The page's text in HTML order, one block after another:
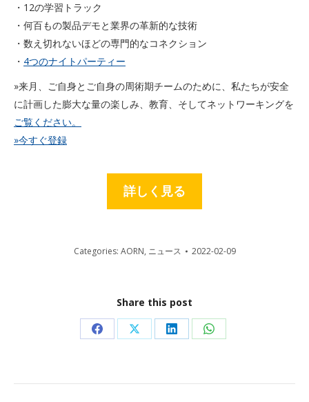
・12の学習トラック
・何百もの製品デモと業界の革新的な技術
・数え切れないほどの専門的なコネクション
・ 4つのナイトパーティー
»来月、ご自身とご自身の周術期チームのために、私たちが安全
に計画した膨大な量の楽しみ、教育、そしてネットワーキングを
ご覧ください。
»今すぐ登録
詳しく見る
Categories: AORN, ニュース 2022-02-09
Share this post
Share
Facebook
Share
X
Share
LinkedIn
Share
WhatsApp